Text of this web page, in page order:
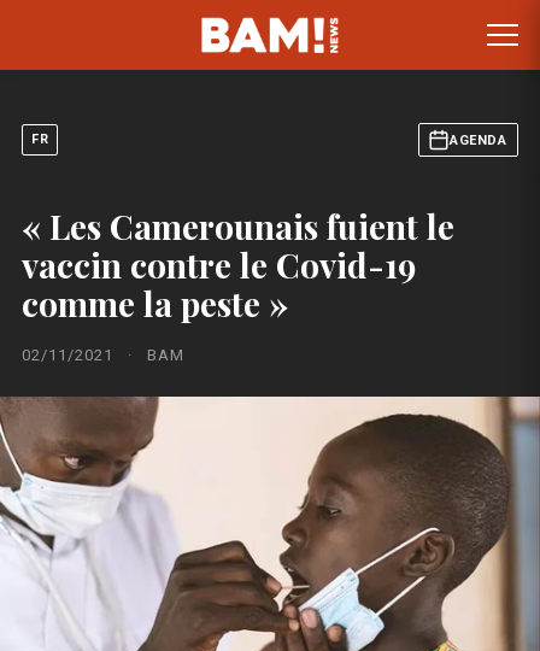
FR AGENDA
« Les Camerounais fuient le
vaccin contre le Covid-19
comme la peste »
02/11/2021 · BAM